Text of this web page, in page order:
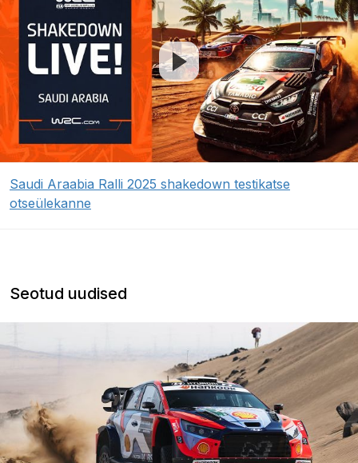
Saudi Araabia Ralli 2025 shakedown testikatse
otseülekanne
Seotud uudised